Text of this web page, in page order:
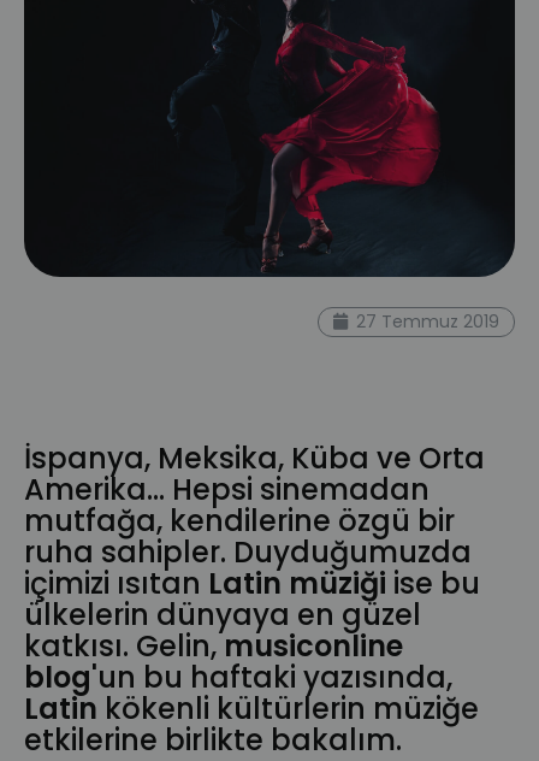
27 Temmuz 2019
İspanya, Meksika, Küba ve Orta
Amerika... Hepsi sinemadan
mutfağa, kendilerine özgü bir
ruha sahipler. Duyduğumuzda
içimizi ısıtan Latin müziği ise bu
ülkelerin dünyaya en güzel
katkısı. Gelin,musiconline
blog'un bu haftaki yazısında,
Latin kökenli kültürlerin müziğe
etkilerine birlikte bakalım.